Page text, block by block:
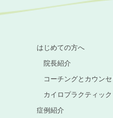
はじめての方へ
院長紹介
コーチングとカウン
カイロプラクティック
症例紹介